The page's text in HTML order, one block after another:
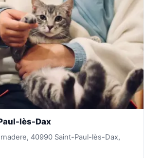
lès-Dax
40990 Saint-Paul-lès-Dax,